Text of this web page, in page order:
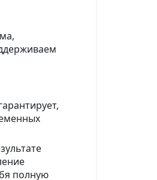
полную